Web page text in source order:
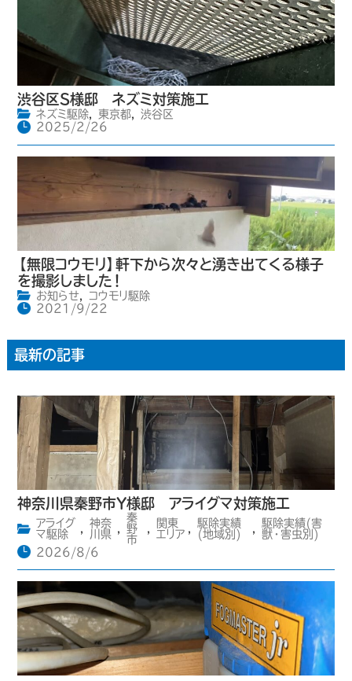
渋谷区S様邸 ネズミ対策施工
ネズミ駆除, 東京都,
渋谷区
2025/2/26
【無限コウモリ】軒下から次々と湧き出てくる様子
を撮影しました！
お知らせ,
コウモリ駆除
2021/9/22
最新の記事
神奈川県秦野市Y様邸 アライグマ対策施工
アライグ
マ駆除
,
神奈
川県 ,
秦
野
市
,
関東
エリア ,
駆除実績
(地域別)
,
駆除実績(害
獣・害虫別)
2026/8/6